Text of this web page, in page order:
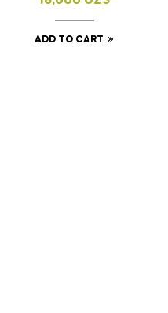
ADD TO CART